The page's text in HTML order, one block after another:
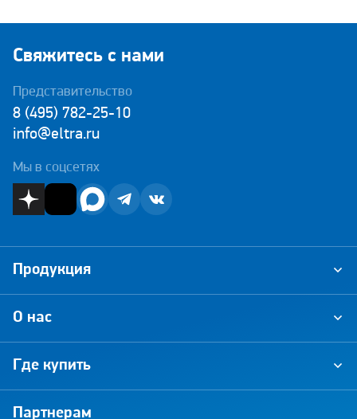
Свяжитесь с нами
Представительство
8 (495) 782-25-10
info@eltra.ru
Мы в соцсетях
О нас
Где купить
Партнерам
Продукция